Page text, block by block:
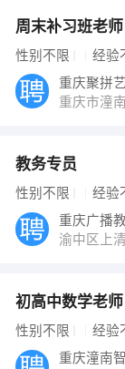
周末补习班老师
性别不限 经验
重庆聚拼
重庆市潼
教务专员
性别不限 经验
重庆广播
渝中区上
初高中数学老师
性别不限 经验
重庆潼南